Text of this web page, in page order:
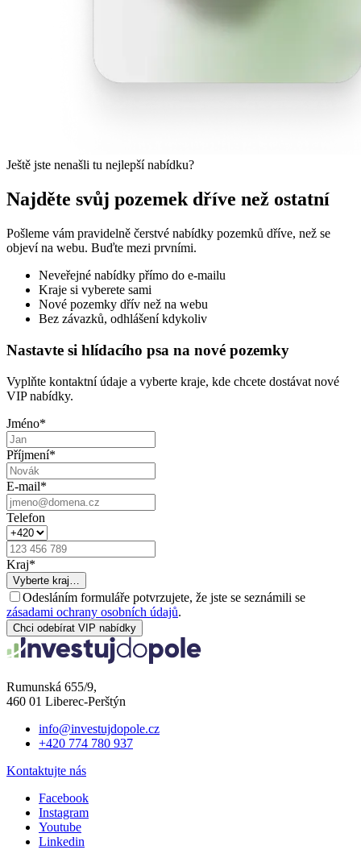
Ještě jste nenašli tu nejlepší nabídku?
Najděte svůj pozemek dříve než ostatní
Pošleme vám pravidelně čerstvé nabídky pozemků dříve, než se
objeví na webu. Buďte mezi prvními.
Neveřejné nabídky přímo do e-mailu
Kraje si vyberete sami
Nové pozemky dřív než na webu
Bez závazků, odhlášení kdykoliv
Nastavte si hlídacího psa na nové pozemky
Vyplňte kontaktní údaje a vyberte kraje, kde chcete dostávat nové
VIP nabídky.
Jméno*
Příjmení*
E-mail*
Telefon
Kraj*
Vyberte kraj…
Odesláním formuláře potvrzujete, že jste se seznámili se
zásadami ochrany osobních údajů.
Chci odebírat VIP nabídky
Rumunská 655/9,
460 01 Liberec-Perštýn
info@investujdopole.cz
+420 774 780 937
Kontaktujte nás
Facebook
Instagram
Youtube
Linkedin